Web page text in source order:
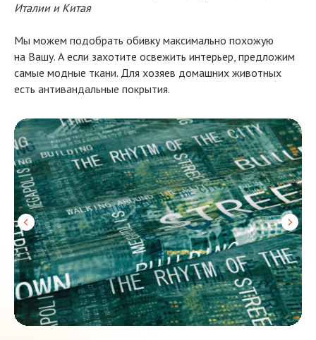
Италии и Китая
Мы можем подобрать обивку максимально похожую
на Вашу. А если захотите освежить интерьер, предложим
самые модные ткани. Для хозяев домашних животных
есть антивандальные покрытия.